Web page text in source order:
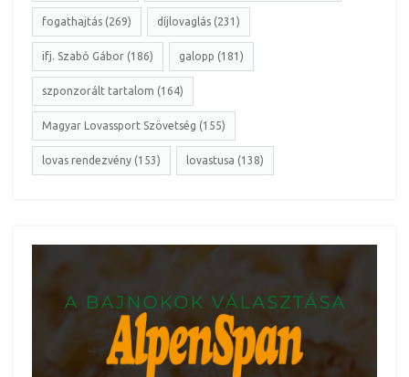
fogathajtás (269) díjlovaglás (231)
ifj. Szabó Gábor (186) galopp (181)
szponzorált tartalom (164)
Magyar Lovassport Szövetség (155)
lovas rendezvény (153) lovastusa (138)